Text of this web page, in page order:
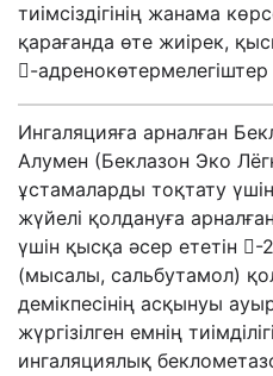
тиімсіздігінің жанама
қарағанда өте жиірек,
-
Ингаляцияға арналған
Алумен (Беклазон Эко
ұстамаларды тоқтату
жүйелі қолдануға
үшін қысқа әсер ететін
(мысалы, сальбутамол)
демікпесінің асқынуы
жүргізілген емнің
ингаляциялық